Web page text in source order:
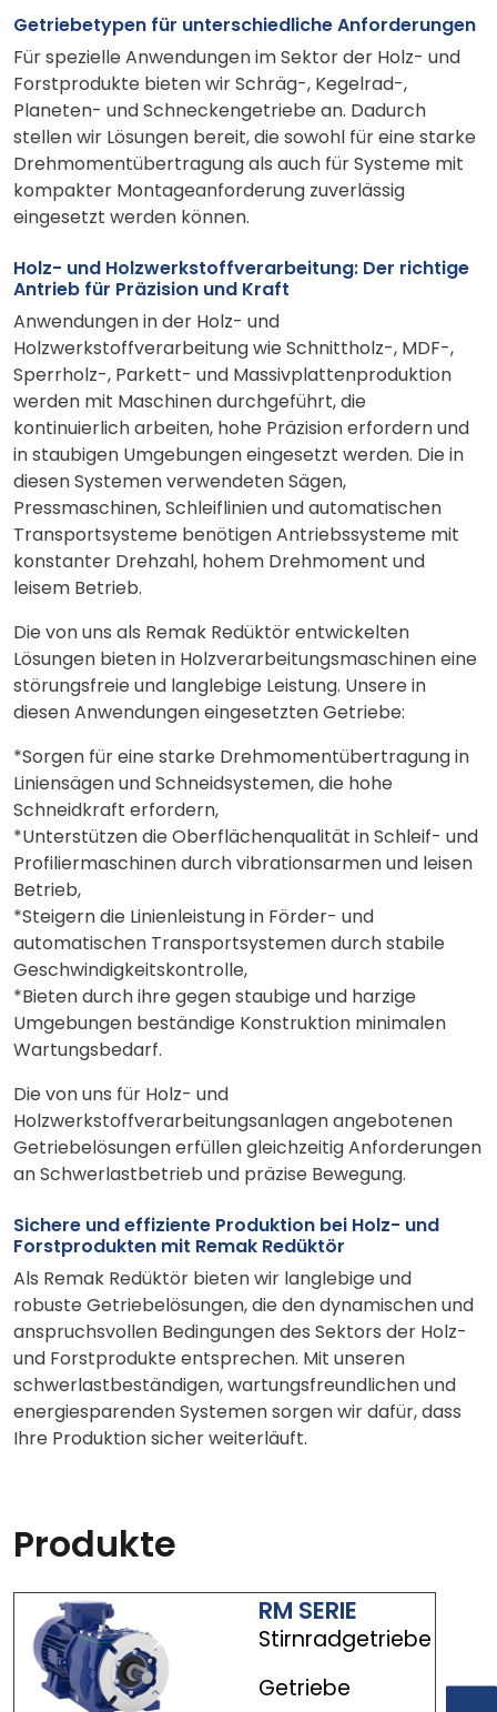
Getriebetypen für unterschiedliche Anforderungen
Für spezielle Anwendungen im Sektor der Holz- und
Forstprodukte bieten wir Schräg-, Kegelrad-,
Planeten- und Schneckengetriebe an. Dadurch
stellen wir Lösungen bereit, die sowohl für eine starke
Drehmomentübertragung als auch für Systeme mit
kompakter Montageanforderung zuverlässig
eingesetzt werden können.
Holz- und Holzwerkstoffverarbeitung: Der richtige
Antrieb für Präzision und Kraft
Anwendungen in der Holz- und
Holzwerkstoffverarbeitung wie Schnittholz-, MDF-,
Sperrholz-, Parkett- und Massivplattenproduktion
werden mit Maschinen durchgeführt, die
kontinuierlich arbeiten, hohe Präzision erfordern und
in staubigen Umgebungen eingesetzt werden. Die in
diesen Systemen verwendeten Sägen,
Pressmaschinen, Schleiflinien und automatischen
Transportsysteme benötigen Antriebssysteme mit
konstanter Drehzahl, hohem Drehmoment und
leisem Betrieb.
Die von uns als Remak Redüktör entwickelten
Lösungen bieten in Holzverarbeitungsmaschinen eine
störungsfreie und langlebige Leistung. Unsere in
diesen Anwendungen eingesetzten Getriebe:
*Sorgen für eine starke Drehmomentübertragung in
Liniensägen und Schneidsystemen, die hohe
Schneidkraft erfordern,
*Unterstützen die Oberflächenqualität in Schleif- und
Profiliermaschinen durch vibrationsarmen und leisen
Betrieb,
*Steigern die Linienleistung in Förder- und
automatischen Transportsystemen durch stabile
Geschwindigkeitskontrolle,
*Bieten durch ihre gegen staubige und harzige
Umgebungen beständige Konstruktion minimalen
Wartungsbedarf.
Die von uns für Holz- und
Holzwerkstoffverarbeitungsanlagen angebotenen
Getriebelösungen erfüllen gleichzeitig Anforderungen
an Schwerlastbetrieb und präzise Bewegung.
Sichere und effiziente Produktion bei Holz- und
Forstprodukten mit Remak Redüktör
Als Remak Redüktör bieten wir langlebige und
robuste Getriebelösungen, die den dynamischen und
anspruchsvollen Bedingungen des Sektors der Holz-
und Forstprodukte entsprechen. Mit unseren
schwerlastbeständigen, wartungsfreundlichen und
energiesparenden Systemen sorgen wir dafür, dass
Ihre Produktion sicher weiterläuft.
Produkte
RM SERIE
Stirnradgetriebe
Getriebe